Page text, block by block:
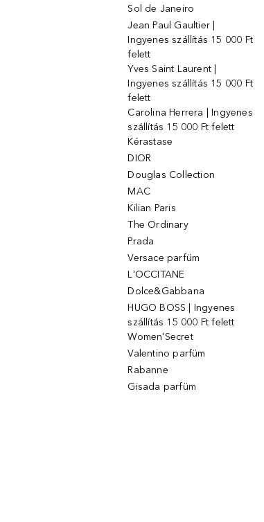
Sol de Janeiro
Jean Paul Gaultier |
Ingyenes szállítás 15 000 Ft
felett
Yves Saint Laurent |
Ingyenes szállítás 15 000 Ft
felett
Carolina Herrera | Ingyenes
szállítás 15 000 Ft felett
Kérastase
DIOR
Douglas Collection
MAC
Kilian Paris
The Ordinary
Prada
Versace parfüm
L'OCCITANE
Dolce&Gabbana
HUGO BOSS | Ingyenes
szállítás 15 000 Ft felett
Women'Secret
Valentino parfüm
Rabanne
Gisada parfüm